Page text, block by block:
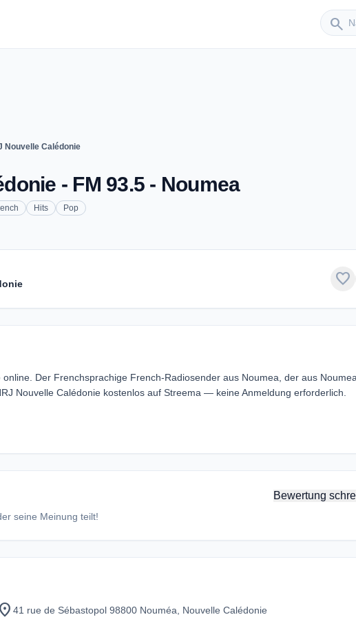
search
Sender
Nouvelle Calédonie
- FM 93.5 - Noumea
Hits Pop
favorite
Der Frenchsprachige French-Radiosender aus Noumea, der aus Noumea,
Nouvelle Calédonie kostenlos auf Streema — keine Anmeldung erforderlich.
Bewertung
seine Meinung teilt!
location_on 41 rue de Sébastopol 98800 Nouméa, Nouvelle Calédonie